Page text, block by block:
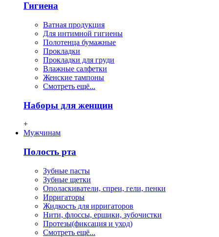
Гигиена
Ватная продукция
Для интимной гигиены
Полотенца бумажные
Прокладки
Прокладки для груди
Влажные салфетки
Женские тампоны
Смотреть ещё...
Наборы для женщин
+
Мужчинам
Полость рта
Зубные пасты
Зубные щетки
Ополаскиватели, спреи, гели, пенки
Ирригаторы
Жидкость для ирригаторов
Нити, флосcы, ершики, зубочистки
Протезы(фиксация и уход)
Смотреть ещё...